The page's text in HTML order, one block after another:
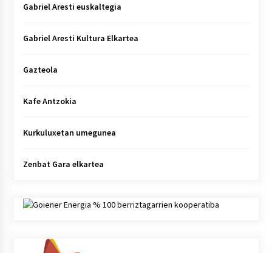
Gabriel Aresti euskaltegia
Gabriel Aresti Kultura Elkartea
Gazteola
Kafe Antzokia
Kurkuluxetan umegunea
Zenbat Gara elkartea